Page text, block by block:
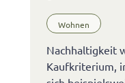
Wohnen
Nachhaltigkeit
Kaufkriterium,